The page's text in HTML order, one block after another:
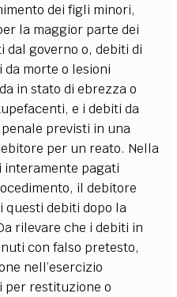
dei figli minori,
la maggior parte dei
governo o, debiti di
morte o lesioni
in stato di ebrezza o
e i debiti da
previsti in una
per un reato. Nella
interamente pagati
il debitore
questi debiti dopo la
rilevare che i debiti in
con falso pretesto,
nell’esercizio
per restituzione o